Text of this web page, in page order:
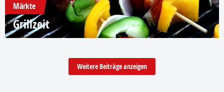
Märkte
Grillzeit
Weitere Beiträge anzeigen